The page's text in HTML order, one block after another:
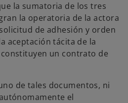
la sumatoria de los tres
la operatoria de la actora
de adhesión y orden
aceptación tácita de la
un contrato de
de tales documentos, ni
el